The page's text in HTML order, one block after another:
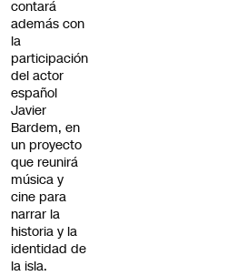
contará
además con
la
participación
del actor
español
Javier
Bardem, en
un proyecto
que reunirá
música y
cine para
narrar la
historia y la
identidad de
la isla.